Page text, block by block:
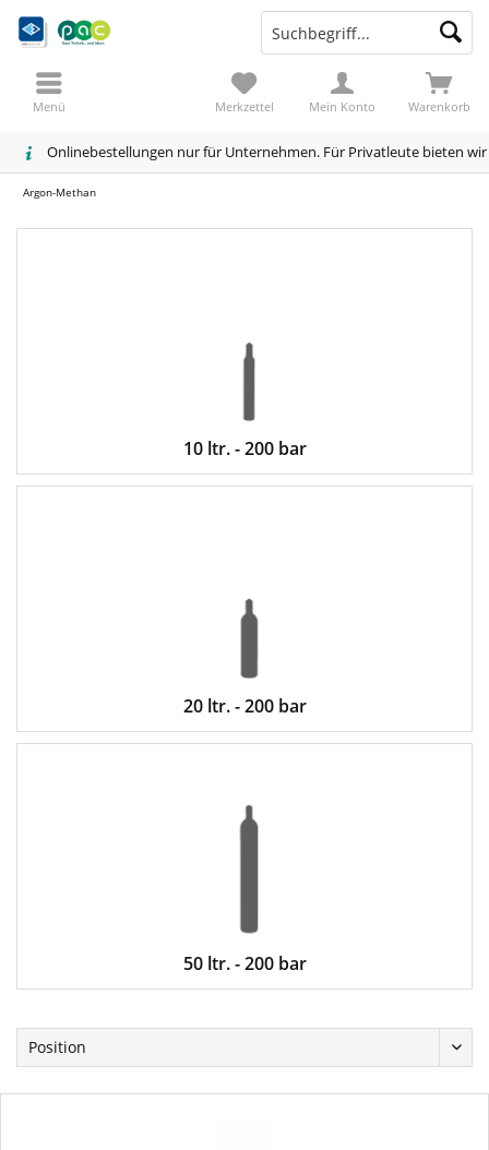
Onlinebestellungen nur für Unternehmen. Für Privatleute bieten
Warenkorb
Merkzettel Mein Konto
Menü
Argon-Methan
10 ltr. - 200 bar
20 ltr. - 200 bar
50 ltr. - 200 bar